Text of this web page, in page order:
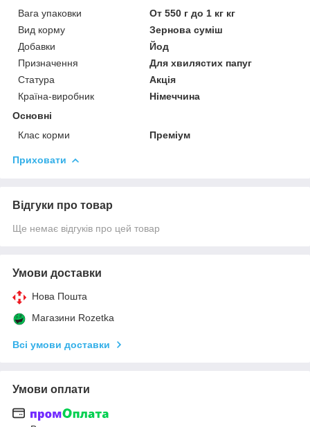
Вага упаковки
От 550 г до 1 кг кг
Вид корму
Зернова суміш
Добавки
Йод
Призначення
Для хвилястих папуг
Статура
Акція
Країна-виробник
Німеччина
Основні
Клас корми
Преміум
Приховати
Відгуки про товар
Ще немає відгуків про цей товар
Умови доставки
Нова Пошта
Магазини Rozetka
Всі умови доставки
Умови оплати